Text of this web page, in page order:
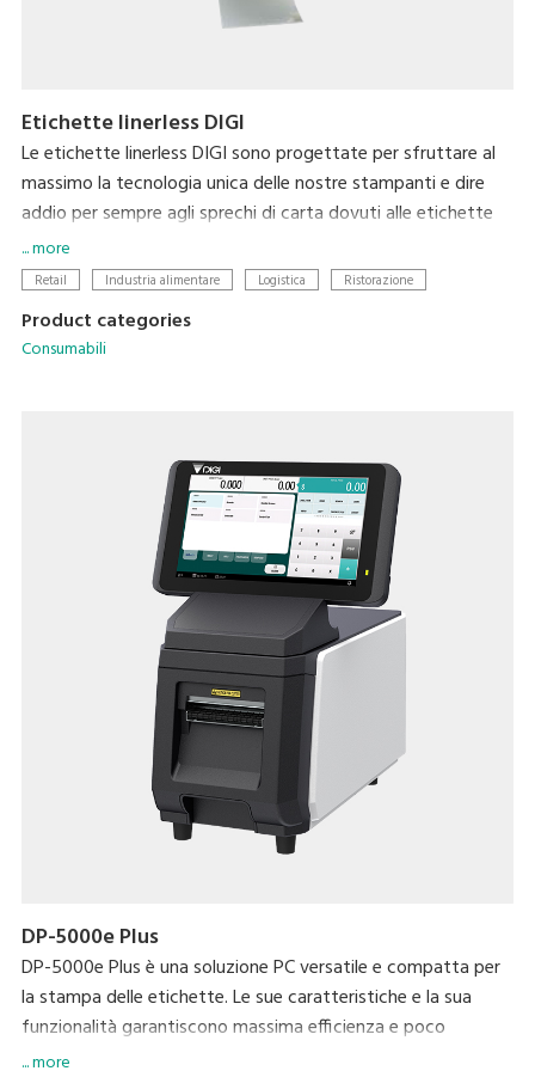
Etichette linerless DIGI
Le etichette linerless DIGI sono progettate per sfruttare al
massimo la tecnologia unica delle nostre stampanti e dire
addio per sempre agli sprechi di carta dovuti alle etichette
tradizionali. Oltre a non utilizzare un supporto antiadesivo, la
lunghezza dell'etichetta viene calcolata in automatico in
di carta. Questa soluzione permette di ridurre l'impatto
ambientale delle etichette, rendendole al contempo più
... more
Retail Industria alimentare Logistica Ristorazione
Product categories
Consumabili
DP-5000e Plus
DP-5000e Plus è una soluzione PC versatile e compatta per
la stampa delle etichette. Le sue caratteristiche e la sua
funzionalità garantiscono massima efficienza e poco
ingombro in termini di spazio.
... more